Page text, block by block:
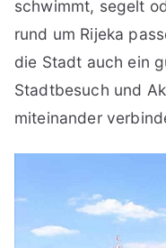
schwimmt, segelt
rund um Rijeka
die Stadt auch ein
Stadtbesuch und
miteinander